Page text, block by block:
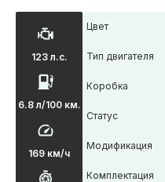
123 л.с.
6.8 л/100 км.
169 км/ч
Цвет
Тип двигателя
Коробка
Статус
Модификация
Комплектация